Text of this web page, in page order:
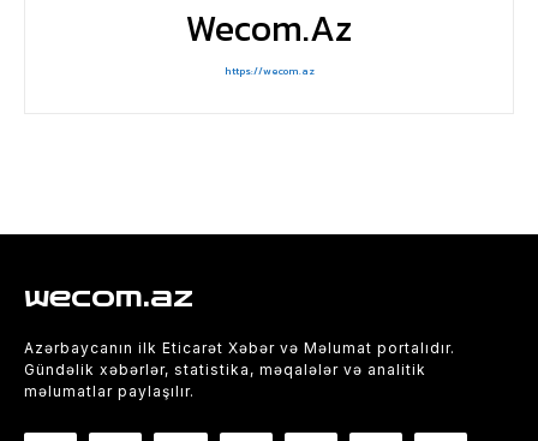
Wecom.az
https://wecom.az
wecom.az
Azərbaycanın ilk Eticarət Xəbər və Məlumat portalıdır.
Gündəlik xəbərlər, statistika, məqalələr və analitik
məlumatlar paylaşılır.